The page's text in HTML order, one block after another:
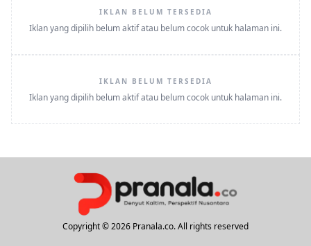
IKLAN BELUM TERSEDIA
Iklan yang dipilih belum aktif atau belum cocok untuk halaman ini.
IKLAN BELUM TERSEDIA
Iklan yang dipilih belum aktif atau belum cocok untuk halaman ini.
Copyright © 2026 Pranala.co. All rights reserved